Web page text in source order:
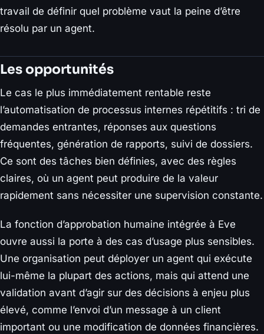
travail de définir quel problème vaut la peine d’être
résolu par un agent.
Les opportunités
Le cas le plus immédiatement rentable reste
l’automatisation de processus internes répétitifs : tri de
demandes entrantes, réponses aux questions
fréquentes, génération de rapports, suivi de dossiers.
Ce sont des tâches bien définies, avec des règles
claires, où un agent peut produire de la valeur
rapidement sans nécessiter une supervision constante.
La fonction d’approbation humaine intégrée à Eve
ouvre aussi la porte à des cas d’usage plus sensibles.
Une organisation peut déployer un agent qui exécute
lui-même la plupart des actions, mais qui attend une
validation avant d’agir sur des décisions à enjeu plus
élevé, comme l’envoi d’un message à un client
important ou une modification de données financières.